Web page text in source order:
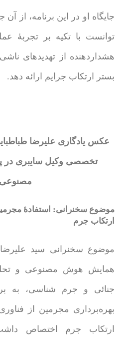
جایگاه او در این برنامه، از
توانست با تکیه بر تجربۀ
هشداردهنده از تهدیدهای
بستر ارتکاب جرایم ارائه دهد.
عکس یادگاری علیرضا
تخصصی وکیل سایبری در
مصنوعی
موضوع سخنرانی: استفادۀ
ارتکاب جرم
موضوع سخنرانی سید
همایش هوش مصنوعی و
جنائی و جرم شناسی، به
بهره‌برداری مجرمین از
ارتکاب جرم اختصاص